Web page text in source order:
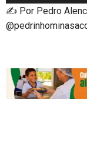
✍️ Por Pedro